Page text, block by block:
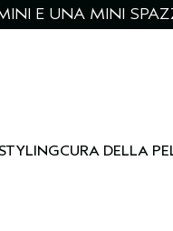
E UNA MINI
STYLINGCURA DELLA